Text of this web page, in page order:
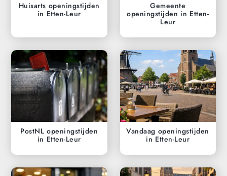
Huisarts openingstijden
in Etten-Leur
Gemeente
openingstijden in Etten-
Leur
PostNL openingstijden
in Etten-Leur
Vandaag openingstijden
in Etten-Leur